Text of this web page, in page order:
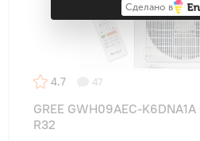
4.7 47
GREE GWH09AEC-K6DNA1A
R32
Сделано в